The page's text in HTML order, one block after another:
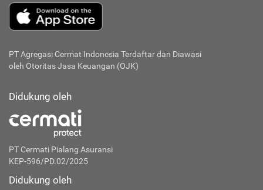
PT Agregasi Cermat Indonesia Terdaftar dan Diawasi
oleh Otoritas Jasa Keuangan (OJK)
Didukung oleh
PT Cermati Pialang Asuransi
KEP-596/PD.02/2025
Didukung oleh